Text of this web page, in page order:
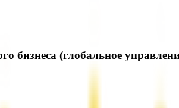
бизнеса (глобальное